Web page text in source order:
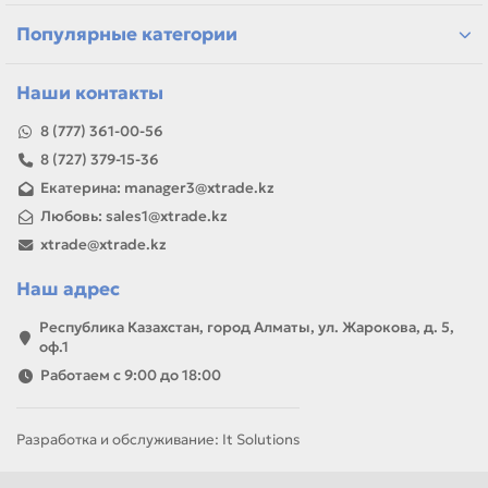
Если параметры в карточке совпадают с вашей моделью
ремонта, заправки, печати или пополнения складского
Популярные категории
Наши контакты
8 (777) 361-00-56
8 (727) 379-15-36
Екатерина: manager3@xtrade.kz
Любовь: sales1@xtrade.kz
xtrade@xtrade.kz
Наш адрес
Республика Казахстан, город Алматы, ул. Жарокова, д. 5,
оф.1
Работаем с 9:00 до 18:00
Разработка и обслуживание: It Solutions